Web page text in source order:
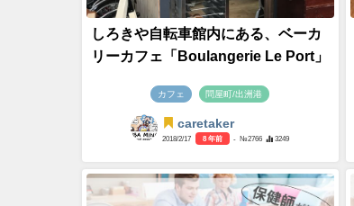
しろきや自転車館内にある、ベーカ
リーカフェ「Boulangerie Le Port」
カフェ 問屋町/出洲港
caretaker
2018/2/17 8 年前 - №2766 3249